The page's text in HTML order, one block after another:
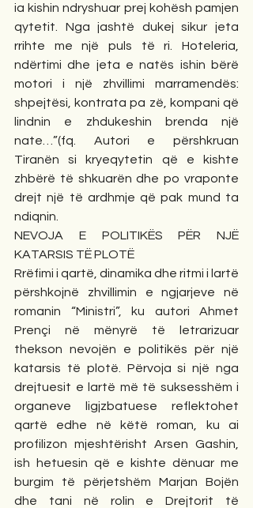
ia kishin ndryshuar prej kohësh pamjen
qytetit. Nga jashtë dukej sikur jeta
rrihte me një puls të ri. Hoteleria,
ndërtimi dhe jeta e natës ishin bërë
motori i një zhvillimi marramendës:
shpejtësi, kontrata pa zë, kompani që
lindnin e zhdukeshin brenda një
nate…”(fq. Autori e përshkruan
Tiranën si kryeqytetin që e kishte
zhbërë të shkuarën dhe po vraponte
drejt një të ardhmje që pak mund ta
ndiqnin.
NEVOJA E POLITIKËS PËR NJË
KATARSIS TË PLOTË
Rrëfimi i qartë, dinamika dhe ritmi i lartë
përshkojnë zhvillimin e ngjarjeve në
romanin “Ministri”, ku autori Ahmet
Prençi në mënyrë të letrarizuar
thekson nevojën e politikës për një
katarsis të plotë. Përvoja si një nga
drejtuesit e lartë më të suksesshëm i
organeve ligjzbatuese reflektohet
qartë edhe në këtë roman, ku ai
profilizon mjeshtërisht Arsen Gashin,
ish hetuesin që e kishte dënuar me
burgim të përjetshëm Marjan Bojën
dhe tani në rolin e Drejtorit të